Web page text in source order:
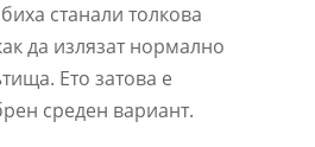
станали толкова
да излязат нормално
Ето затова е
среден вариант.